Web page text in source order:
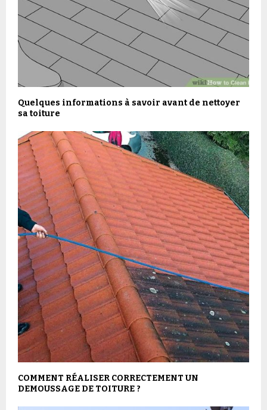
Quelques informations à savoir avant de nettoyer
sa toiture
COMMENT RÉALISER CORRECTEMENT UN
DEMOUSSAGE DE TOITURE ?